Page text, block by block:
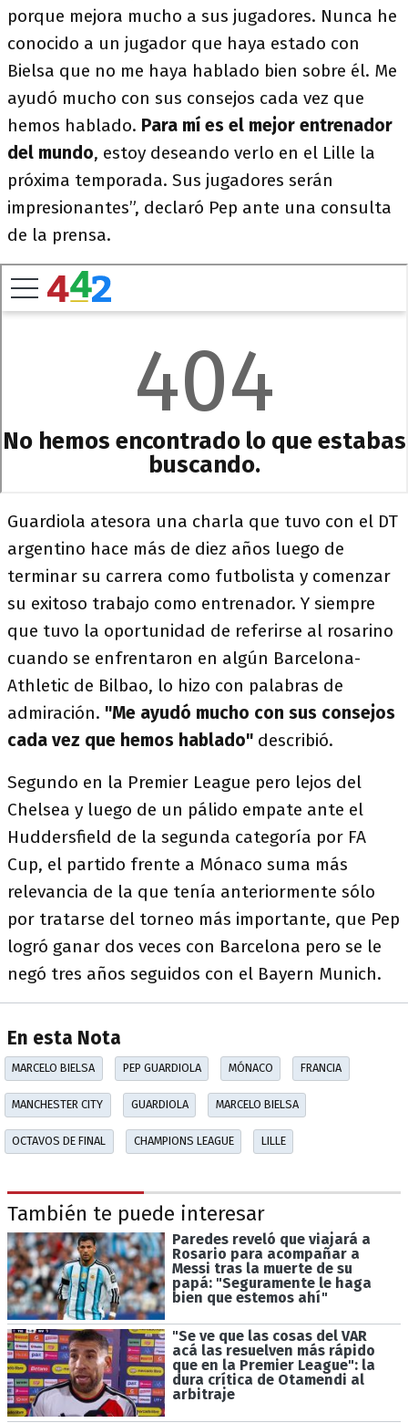
porque mejora mucho a sus jugadores. Nunca he
conocido a un jugador que haya estado con
Bielsa que no me haya hablado bien sobre él. Me
ayudó mucho con sus consejos cada vez que
hemos hablado. Para mí es el mejor entrenador
del mundo, estoy deseando verlo en el Lille la
próxima temporada. Sus jugadores serán
impresionantes”, declaró Pep ante una consulta
de la prensa.
Guardiola atesora una charla que tuvo con el DT
argentino hace más de diez años luego de
terminar su carrera como futbolista y comenzar
su exitoso trabajo como entrenador. Y siempre
que tuvo la oportunidad de referirse al rosarino
cuando se enfrentaron en algún Barcelona-
Athletic de Bilbao, lo hizo con palabras de
admiración. "Me ayudó mucho con sus consejos
cada vez que hemos hablado" describió.
Segundo en la Premier League pero lejos del
Chelsea y luego de un pálido empate ante el
Huddersfield de la segunda categoría por FA
Cup, el partido frente a Mónaco suma más
relevancia de la que tenía anteriormente sólo
por tratarse del torneo más importante, que Pep
logró ganar dos veces con Barcelona pero se le
negó tres años seguidos con el Bayern Munich.
En esta Nota
MARCELO BIELSA PEP GUARDIOLA MÓNACO FRANCIA
MANCHESTER CITY GUARDIOLA MARCELO BIELSA
OCTAVOS DE FINAL CHAMPIONS LEAGUE LILLE
También te puede interesar
Paredes reveló que viajará a
Rosario para acompañar a
Messi tras la muerte de su
papá: "Seguramente le haga
bien que estemos ahí"
"Se ve que las cosas del VAR
acá las resuelven más rápido
que en la Premier League": la
dura crítica de Otamendi al
arbitraje